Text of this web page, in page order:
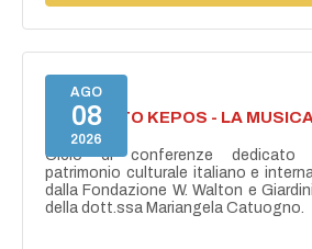
AGO
08
2026
PROGETTO KEPOS - LA
GRECO
Ciclo di conferenze dedicato
patrimonio culturale italiano e
dalla Fondazione W. Walton e
della dott.ssa Mariangela Catuogno.